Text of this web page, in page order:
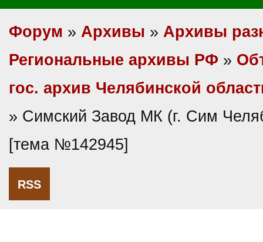
Форум » Архивы » Архивы
Региональные архивы РФ »
гос. архив Челябинской
» Симский Завод МК (г. Сим
[тема №142945]
RSS